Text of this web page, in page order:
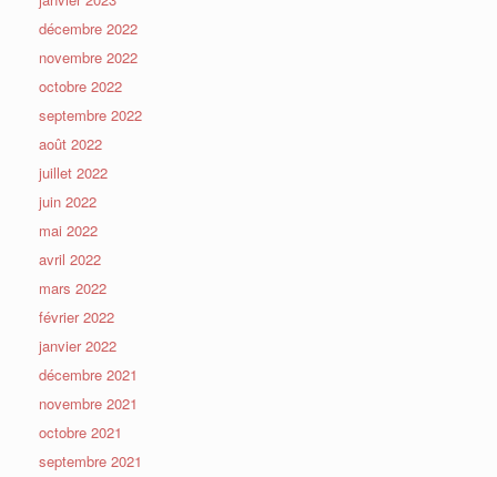
décembre 2022
novembre 2022
octobre 2022
septembre 2022
août 2022
juillet 2022
juin 2022
mai 2022
avril 2022
mars 2022
février 2022
janvier 2022
décembre 2021
novembre 2021
octobre 2021
septembre 2021